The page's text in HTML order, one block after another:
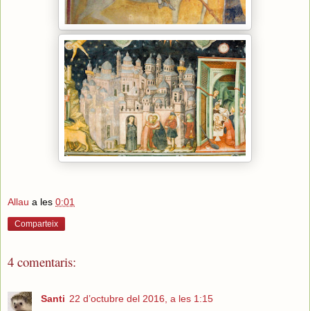
Allau a les 0:01
Comparteix
4 comentaris:
Santi 22 d’octubre del 2016, a les 1:15